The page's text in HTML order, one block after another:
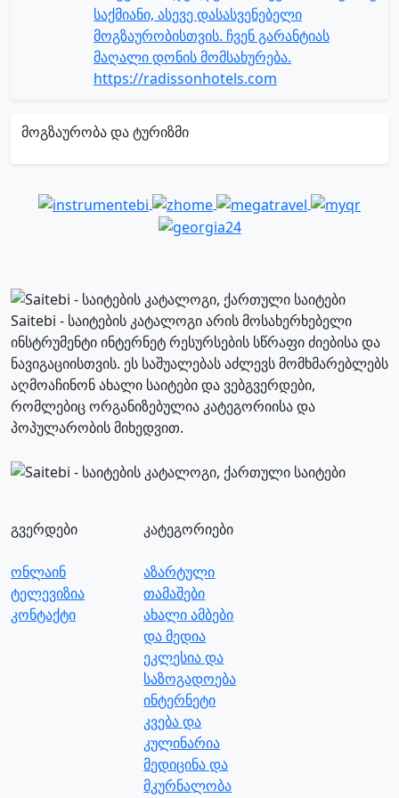
საქმიანი, ასევე დასასვენებელი
მოგზაურობისთვის. ჩვენ გარანტიას
მაღალი დონის მომსახურება.
https://radissonhotels.com
მოგზაურობა და ტურიზმი
Saitebi - საიტების კატალოგი არის მოსახერხებელი
ინსტრუმენტი ინტერნეტ რესურსების სწრაფი ძიებისა და
ნავიგაციისთვის. ეს საშუალებას აძლევს მომხმარებლებს
აღმოაჩინონ ახალი საიტები და ვებგვერდები,
რომლებიც ორგანიზებულია კატეგორიისა და
პოპულარობის მიხედვით.
გვერდები
ონლაინ
ტელევიზია
კონტაქტი
კატეგორიები
აზარტული
თამაშები
ახალი ამბები
და მედია
ეკლესია და
საზოგადოება
ინტერნეტი
კვება და
კულინარია
მედიცინა და
მკურნალობა